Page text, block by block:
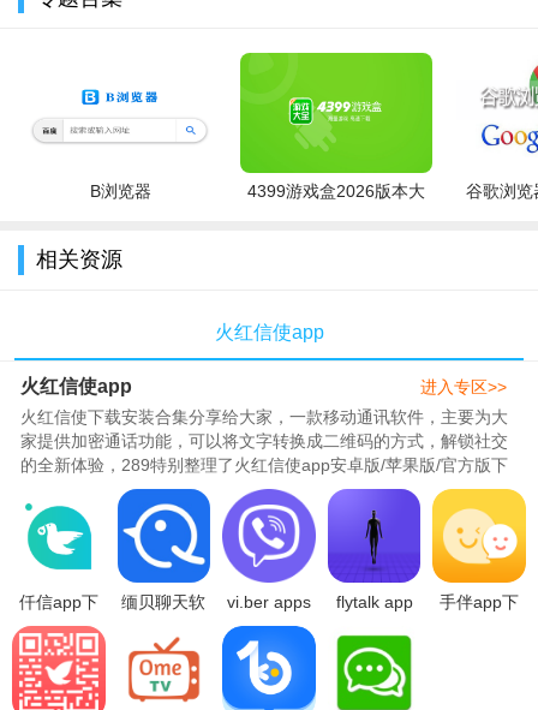
2.安全性强，保护用户隐私。
3.提供高清语音、视频通话质量。
B浏览器
4399游戏盒2026版本大
谷歌浏览
相关资源
火红信使app
火红信使app
火红信使下载安装合集分享给大家，一款移动通讯软件，主要为大
家提供加密通话功能，可以将文字转换成二维码的方式，解锁社交
的全新体验，289特别整理了火红信使app安卓版/苹果版/官方版下
载等版本，希望能够满足大家的社交通讯的需求！..
进入专区>>
仟信app下
载最新版本
2024v1.3.1
官方免费版
缅贝聊天软
最新版
v4.1.1安卓
手机版
vi.ber apps
download
2023apk最
新版
v21.2.1.0
flytalk app
新版v1.0.0
安卓版
手伴app下